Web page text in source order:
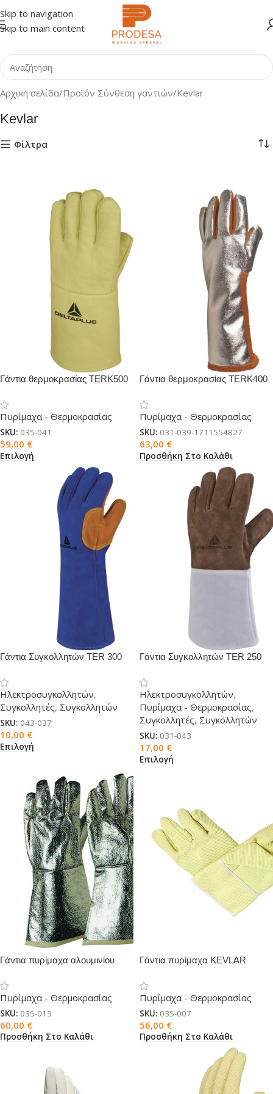
Skip to navigation
Skip to main content
Αρχική σελίδα Προϊόν Σύνθεση γαντιών Kevlar
Kevlar
Φίλτρα
Γάντια θερμοκρασίας TERK500
Πυρίμαχα - Θερμοκρασίας
SKU: 035-041
59,00 €
Επιλογή
Γάντια θερμοκρασίας TERK400
Πυρίμαχα - Θερμοκρασίας
SKU: 031-039-1711554827
63,00 €
Προσθήκη Στο Καλάθι
Γάντια Συγκολλητών TER 300
Ηλεκτροσυγκολλητών,
Συγκολλητές, Συγκολλητών
SKU: 043-037
10,00 €
Επιλογή
Γάντια Συγκολλητών TER 250
Ηλεκτροσυγκολλητών,
Πυρίμαχα - Θερμοκρασίας,
Συγκολλητές, Συγκολλητών
SKU: 031-043
17,00 €
Επιλογή
Γάντια πυρίμαχα αλουμινίου
Πυρίμαχα - Θερμοκρασίας
SKU: 035-013
60,00 €
Προσθήκη Στο Καλάθι
Γάντια πυρίμαχα KEVLAR
Πυρίμαχα - Θερμοκρασίας
SKU: 035-007
56,00 €
Προσθήκη Στο Καλάθι